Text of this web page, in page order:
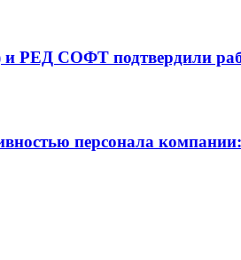
РЕД СОФТ подтвердили
персонала